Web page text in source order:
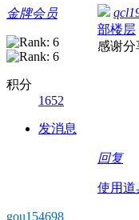
金牌会员
积分
1652
发消息
部楼层
感谢分
回复
使用道
gou154698